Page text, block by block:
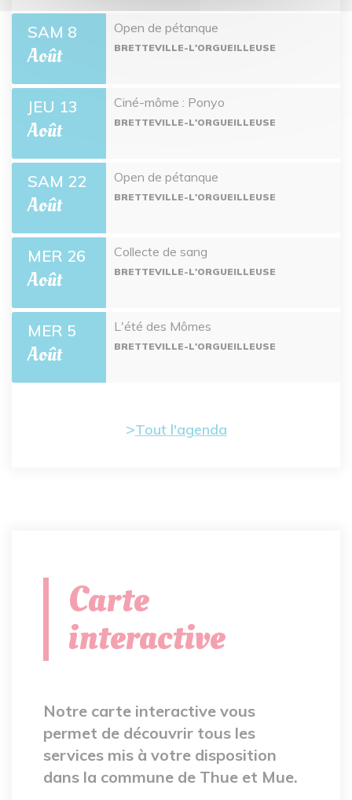
SAM 8
Août
Open de pétanque
BRETTEVILLE-L'ORGUEILLEUSE
JEU 13
Août
Ciné-môme : Ponyo
BRETTEVILLE-L'ORGUEILLEUSE
SAM 22
Août
Open de pétanque
BRETTEVILLE-L'ORGUEILLEUSE
MER 26
Août
Collecte de sang
BRETTEVILLE-L'ORGUEILLEUSE
MER 5
Août
L'été des Mômes
BRETTEVILLE-L'ORGUEILLEUSE
Tout l'agenda
Carte
interactive
Notre carte interactive vous
permet de découvrir tous les
services mis à votre disposition
dans la commune de Thue et Mue.